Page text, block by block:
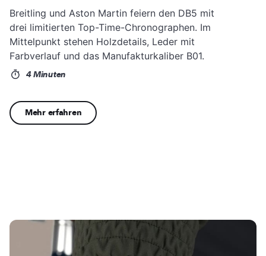
Breitling und Aston Martin feiern den DB5 mit
drei limitierten Top-Time-Chronographen. Im
Mittelpunkt stehen Holzdetails, Leder mit
Farbverlauf und das Manufakturkaliber B01.
4 Minuten
Mehr erfahren